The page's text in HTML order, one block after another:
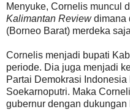
Menyuke, Cornelis muncul
Kalimantan Reviewdimana
(Borneo Barat) merdeka
Cornelis menjadi bupati
periode. Dia juga menjadi
Partai Demokrasi
Soekarnoputri. Maka
gubernur dengan dukungan